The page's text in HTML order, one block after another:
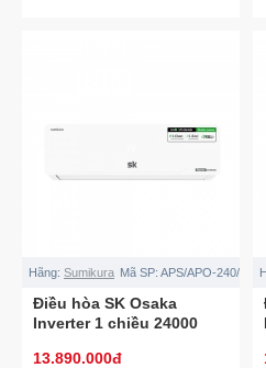
Hãng: Sumikura Mã SP: APS/APO-240/
Điều hòa SK Osaka
Inverter 1 chiều 24000
13.890.000đ